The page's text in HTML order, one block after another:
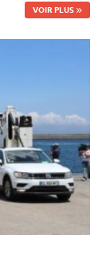
VOIR PLUS